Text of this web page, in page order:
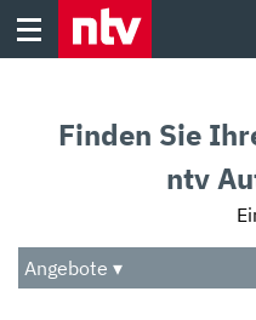
Skip
Audio
Das Beste
Finden Sie
ntv
Angebote ▾